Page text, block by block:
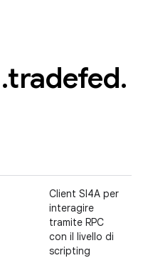
.tradefed.
Client Sl4A per
interagire
tramite RPC
con il livello di
scripting